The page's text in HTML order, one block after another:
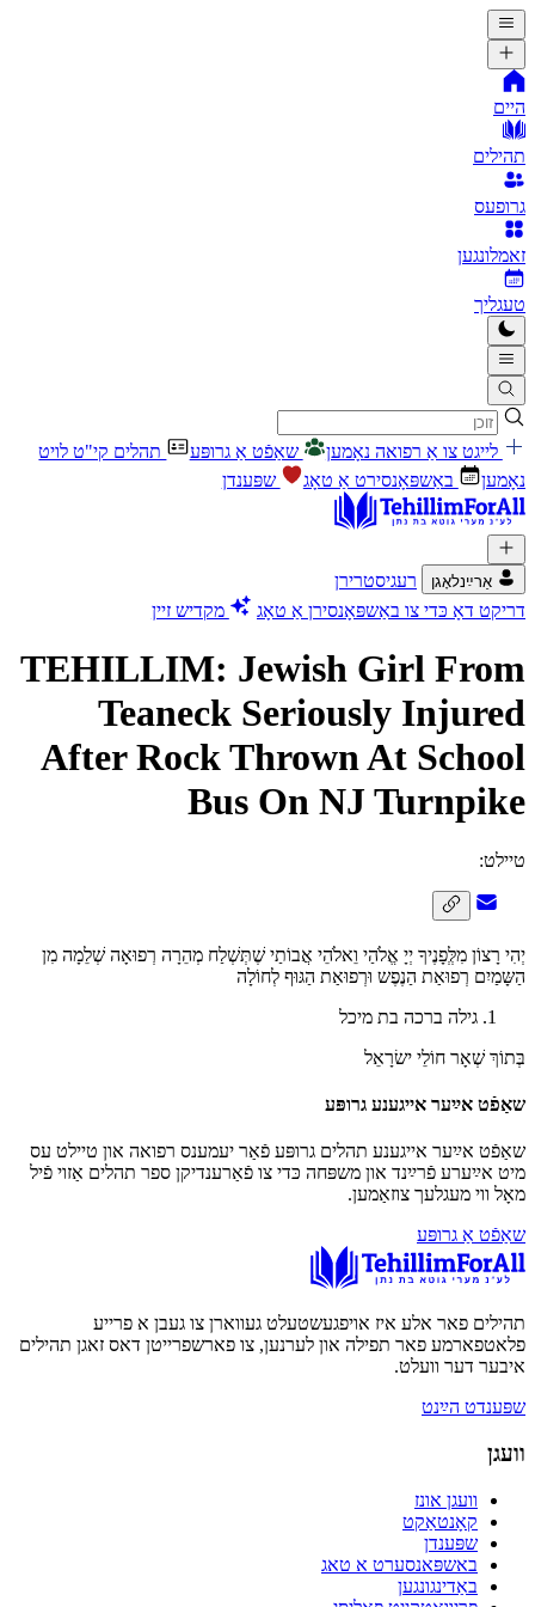
היים
תהילים
גרופעס
זאמלונגען
טעגליך
לייגט צו אַ רפואה נאָמען שאַפֿט אַ גרופּע
תהלים קי"ט לויט
נאָמען
באַשפּאָנסירט אַ טאָג שפּענדן
אַרײַנלאָגן
רעגיסטרירן
דריקט דאָ כּדי צו באַשפּאָנסירן אַ טאָג
מקדיש זיין
TEHILLIM: Jewish Girl From
Teaneck Seriously Injured
After Rock Thrown At School
Bus On NJ Turnpike
טיילט:
יְהִי רָצוֹן מִלְְּפָנֶיךָ יְיָ אֱלֹהַי וֵאלֹהֵי אֲבוֹתַי שֶׁתְּשְׁלַח מְהֵרָה רְפוּאָה שְׁלֵמָה מִן
הַשָּמַיִם רְפוּאַת הַנֶפֶש וּרְפוּאַת הַגּוּף לְחוֹלָה
גילה ברכה בת מיכל
בְּתוֹךְ שְׁאָר חוֹלֵי ישׂרָאֵל
שאַפֿט אײַער אייגענע גרופּע
שאַפֿט אײַער אייגענע תהלים גרופּע פֿאַר יעמענס רפואה און טיילט עס
מיט אײַערע פֿרײַנד און משפּחה כּדי צו פֿאַרענדיקן ספר תהלים אַזוי פֿיל
מאָל ווי מעגלעך צוזאַמען.
שאַפֿט אַ גרופּע
תהילים פאר אלע איז אויפגעשטעלט געווארן צו געבן א פרייע
פלאטפארמע פאר תפילה און לערנען, צו פארשפרייטן דאס זאגן תהילים
איבער דער וועלט.
שפּענדט הײַנט
וועגן
וועגן אונז
קאָנטאַקט
שפּענדן
באשפּאנסערט א טאג
באַדינגונגען